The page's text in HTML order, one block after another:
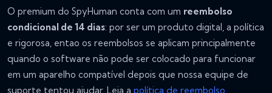
O premium do SpyHuman conta com um reembolso
condicional de 14 dias: por ser um produto digital, a política
e rigorosa, entao os reembolsos se aplicam principalmente
quando o software não pode ser colocado para funcionar
em um aparelho compatível depois que nossa equipe de
suporte tentou ajudar. Leia a política de reembolso